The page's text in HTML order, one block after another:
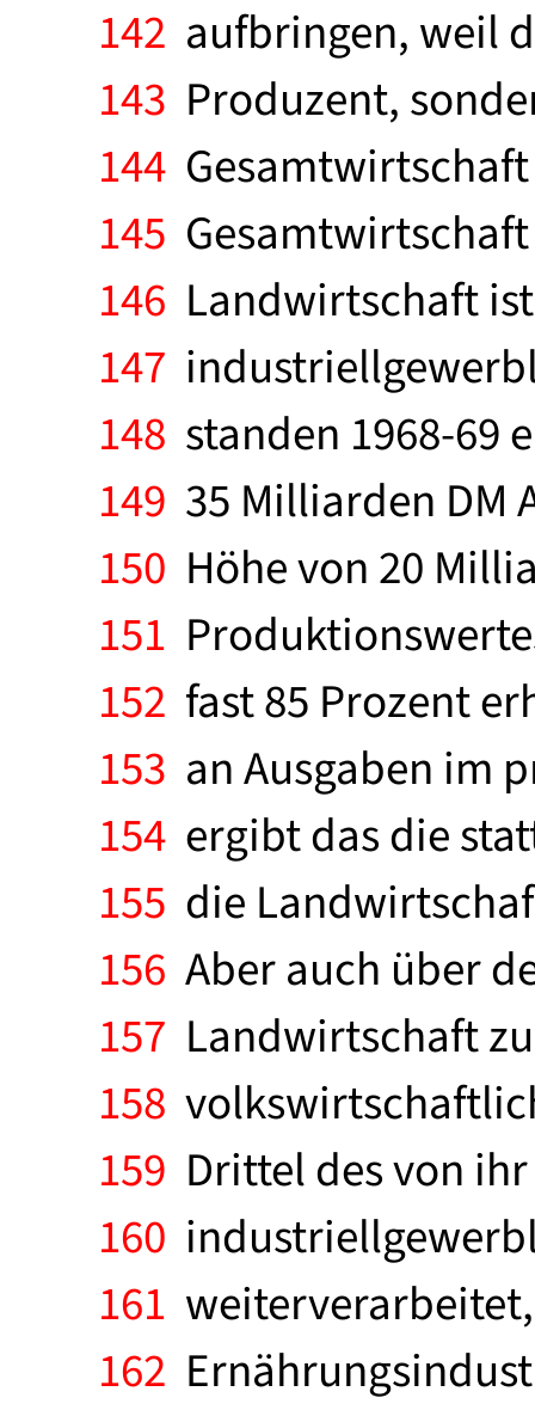
142 aufbringen, weil
143 Produzent,
144
145
146 Landwirtschaft
147
148 standen 1968-
149 35 Milliarden DM
150 Höhe von 20
151
152 fast 85 Prozent
153 an Ausgaben im
154 ergibt das die
155 die
156 Aber auch über
157 Landwirtschaft
158
159 Drittel des von
160
161
162